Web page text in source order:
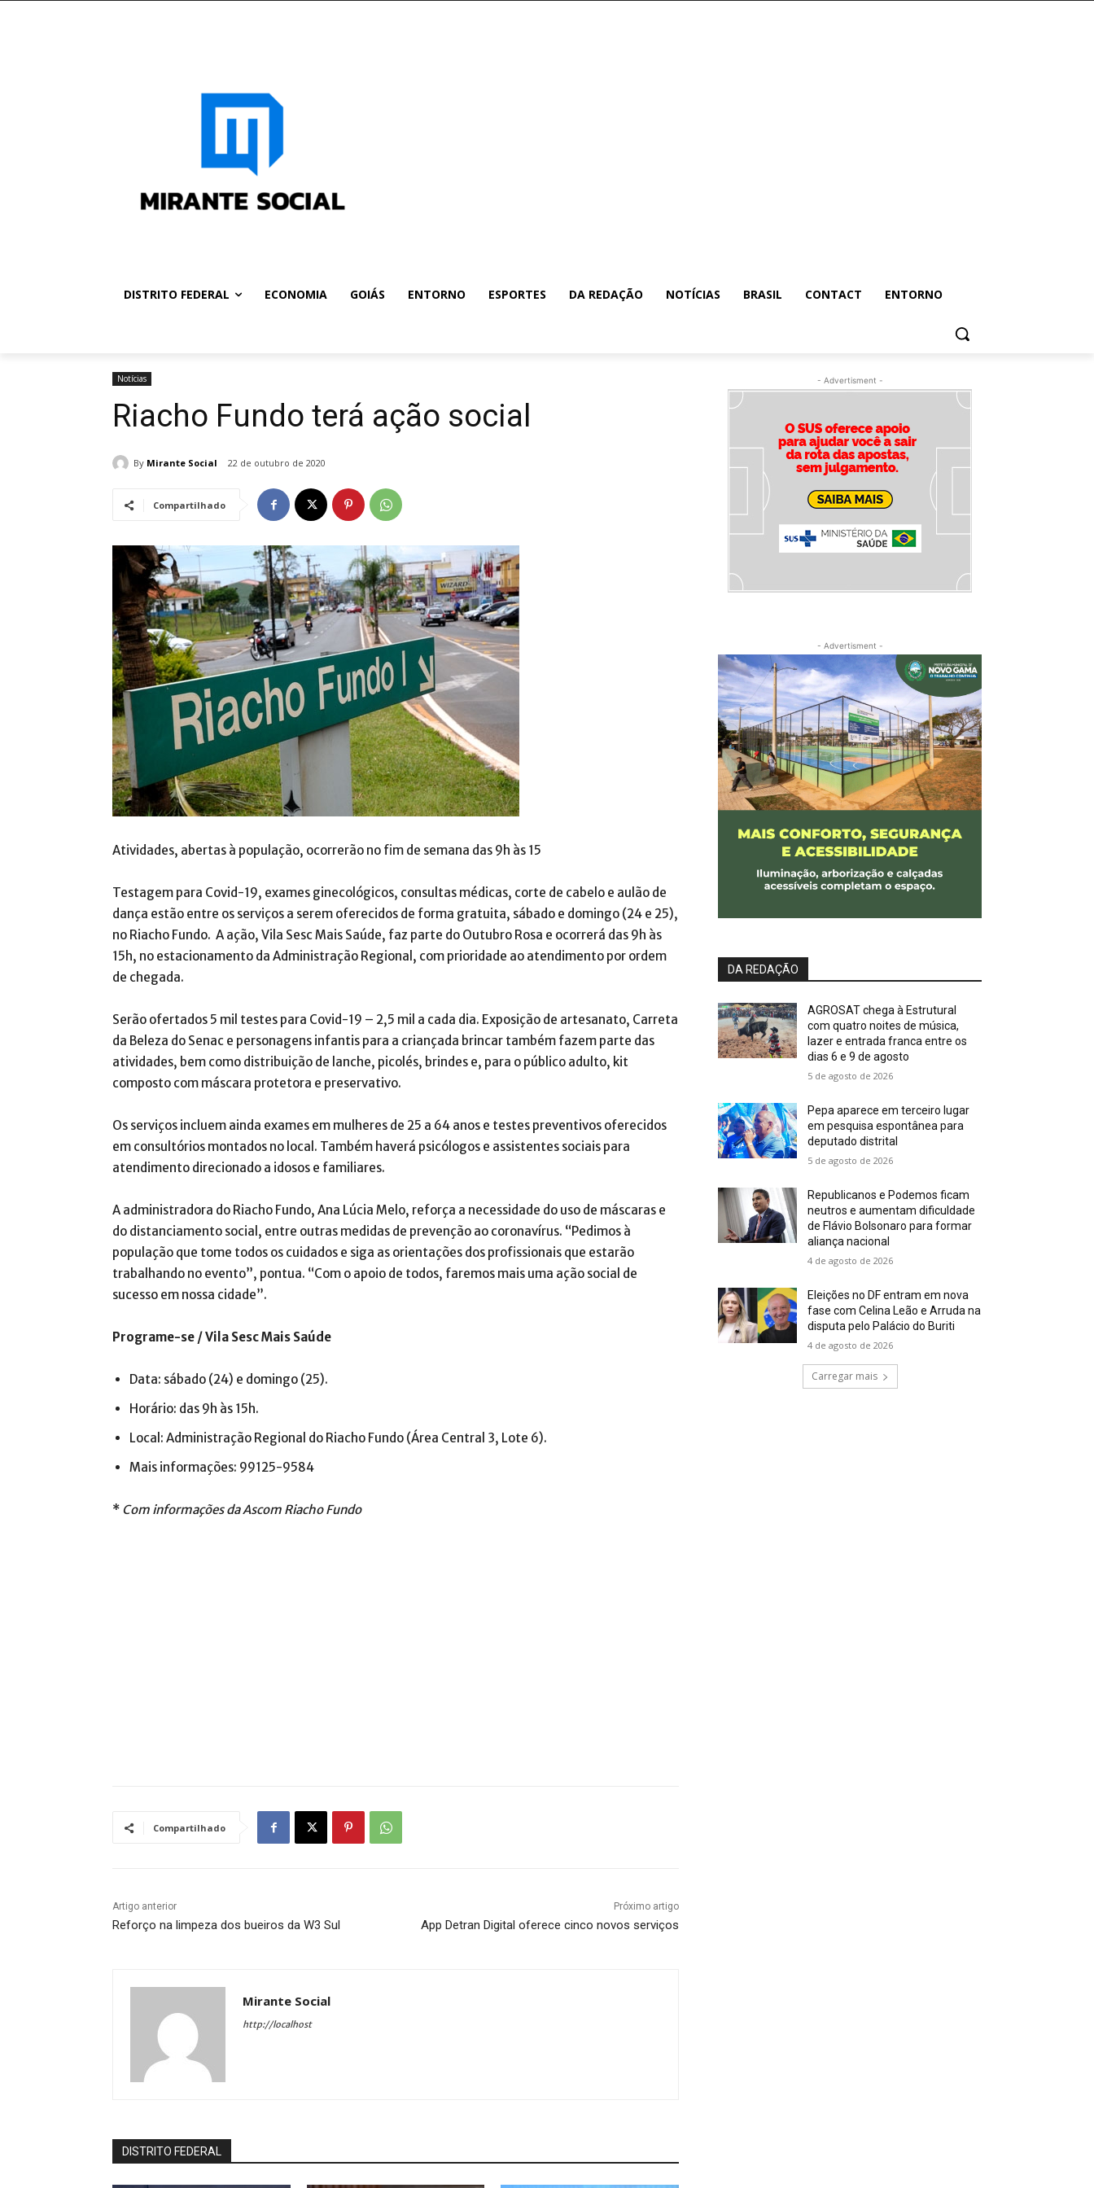
DISTRITO FEDERAL ECONOMIA GOIÁS ENTORNO ESPORTES DA REDAÇÃO NOTÍCIAS BRASIL CONTACT ENTORNO
Notícias
Riacho Fundo terá ação social
By Mirante Social 22 de outubro de 2020
Compartilhado
Atividades, abertas à população, ocorrerão no fim de semana das 9h às 15
Testagem para Covid-19, exames ginecológicos, consultas médicas, corte de cabelo e aulão de
dança estão entre os serviços a serem oferecidos de forma gratuita, sábado e domingo (24 e 25),
no Riacho Fundo. A ação, Vila Sesc Mais Saúde, faz parte do Outubro Rosa e ocorrerá das 9h às
15h, no estacionamento da Administração Regional, com prioridade ao atendimento por ordem
de chegada.
Serão ofertados 5 mil testes para Covid-19 – 2,5 mil a cada dia. Exposição de artesanato, Carreta
da Beleza do Senac e personagens infantis para a criançada brincar também fazem parte das
atividades, bem como distribuição de lanche, picolés, brindes e, para o público adulto, kit
composto com máscara protetora e preservativo.
Os serviços incluem ainda exames em mulheres de 25 a 64 anos e testes preventivos oferecidos
em consultórios montados no local. Também haverá psicólogos e assistentes sociais para
atendimento direcionado a idosos e familiares.
A administradora do Riacho Fundo, Ana Lúcia Melo, reforça a necessidade do uso de máscaras e
do distanciamento social, entre outras medidas de prevenção ao coronavírus. “Pedimos à
população que tome todos os cuidados e siga as orientações dos profissionais que estarão
trabalhando no evento”, pontua. “Com o apoio de todos, faremos mais uma ação social de
sucesso em nossa cidade”.
Programe-se / Vila Sesc Mais Saúde
Data: sábado (24) e domingo (25).
Horário: das 9h às 15h.
Local: Administração Regional do Riacho Fundo (Área Central 3, Lote 6).
Mais informações: 99125-9584
* Com informações da Ascom Riacho Fundo
Compartilhado
Artigo anterior
Reforço na limpeza dos bueiros da W3 Sul
Próximo artigo
App Detran Digital oferece cinco novos serviços
Mirante Social
http://localhost
DISTRITO FEDERAL
- Advertisment -
- Advertisment -
DA REDAÇÃO
AGROSAT chega à Estrutural
com quatro noites de música,
lazer e entrada franca entre os
dias 6 e 9 de agosto
5 de agosto de 2026
Pepa aparece em terceiro lugar
em pesquisa espontânea para
deputado distrital
5 de agosto de 2026
Republicanos e Podemos ficam
neutros e aumentam dificuldade
de Flávio Bolsonaro para formar
aliança nacional
4 de agosto de 2026
Eleições no DF entram em nova
fase com Celina Leão e Arruda na
disputa pelo Palácio do Buriti
4 de agosto de 2026
Carregar mais